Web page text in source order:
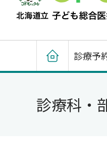
診療予
診療科・